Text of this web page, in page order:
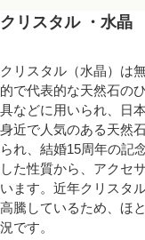
クリスタル ・水晶
クリスタル（水晶）は
的で代表的な天然石の
具などに用いられ、日
身近で人気のある天然
られ、結婚15周年の記
した性質から、アクセ
います。近年クリスタ
高騰しているため、ほ
況です。